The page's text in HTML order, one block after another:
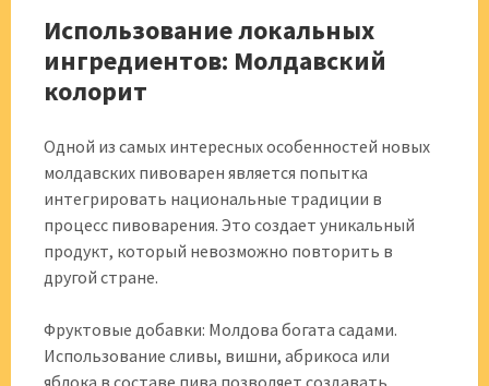
Использование локальных
ингредиентов: Молдавский
колорит
Одной из самых интересных особенностей новых
молдавских пивоварен является попытка
интегрировать национальные традиции в
процесс пивоварения. Это создает уникальный
продукт, который невозможно повторить в
другой стране.
Фруктовые добавки: Молдова богата садами.
Использование сливы, вишни, абрикоса или
яблока в составе пива позволяет создавать